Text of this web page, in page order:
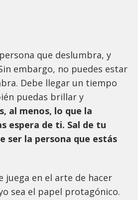
que deslumbra, y
embargo, no puedes estar
Debe llegar un tiempo
puedas brillar y
al menos, lo que la
espera de ti. Sal de tu
ser la persona que estás
juega en el arte de hacer
sea el papel protagónico.